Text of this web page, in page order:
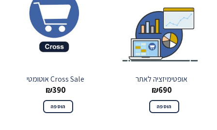
אופטימיזציה לאתר
₪690
הוספה
Cross Sale אוטומטי
₪390
הוספה